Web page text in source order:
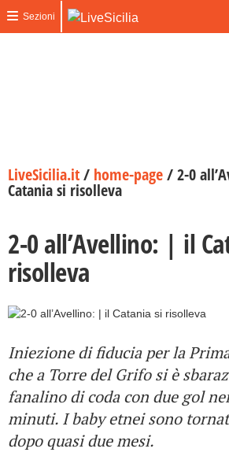
Sezioni
LiveSicilia.it/ home-page/2-0
Catania si risolleva
2-0 all’Avellino: | il
risolleva
Iniezione di fiducia per la
che a Torre del Grifo si è
fanalino di coda con due gol
minuti. I baby etnei sono
dopo quasi due mesi.